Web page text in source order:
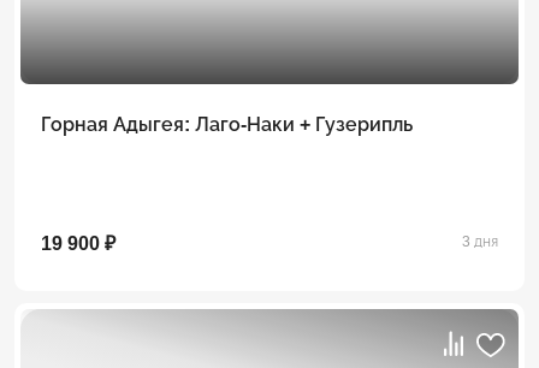
Горная Адыгея: Лаго-Наки + Гузерипль
19 900 ₽ 3 дня